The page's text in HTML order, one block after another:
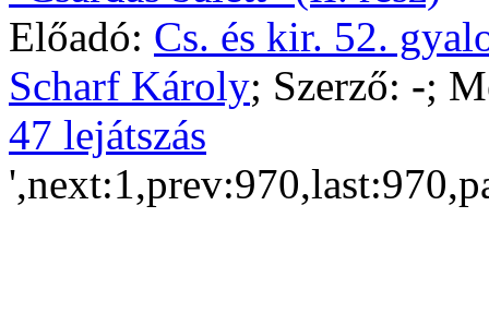
Előadó: Cs. és kir. 52.
Scharf Károly; Szerző: -;
47 lejátszás